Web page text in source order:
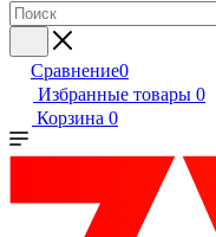
Сравнение0
Избранные товары 0
Корзина 0